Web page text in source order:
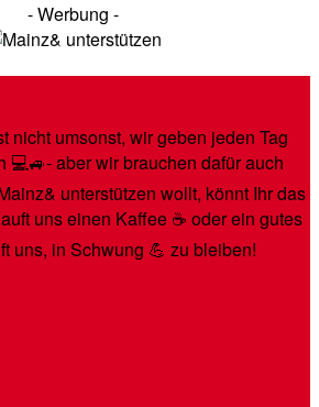
- Werbung -
nicht umsonst, wir geben jeden Tag
💻🚙- aber wir brauchen dafür auch
unterstützen wollt, könnt Ihr das
uns einen Kaffee ☕️ oder ein gutes
uns, in Schwung 💪 zu bleiben!